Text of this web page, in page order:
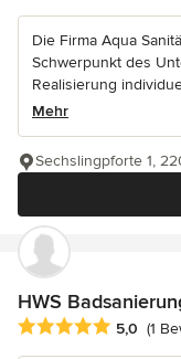
Die Firma Aqua
Schwerpunkt des
Realisierung
Mehr
Sechslingpforte 1,
HWS
Durchschnittliche
5,0 (1